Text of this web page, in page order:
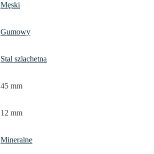
Męski
Gumowy
Stal szlachetna
45 mm
12 mm
Mineralne